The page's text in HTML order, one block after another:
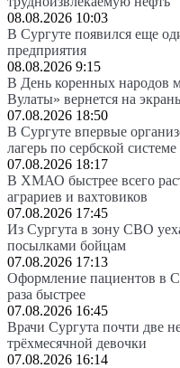
08.08.2026 10:03
В Сургуте появился еще
предприятия
08.08.2026 9:15
В День коренных народов
Вулаты» вернется на
07.08.2026 18:50
В Сургуте впервые
лагерь по сербской системе
07.08.2026 18:17
В ХМАО быстрее всего
аграриев и вахтовиков
07.08.2026 17:45
Из Сургута в зону СВО
посылками бойцам
07.08.2026 17:13
Оформление пациентов в
раза быстрее
07.08.2026 16:45
Врачи Сургута почти две
трёхмесячной девочки
07.08.2026 16:14